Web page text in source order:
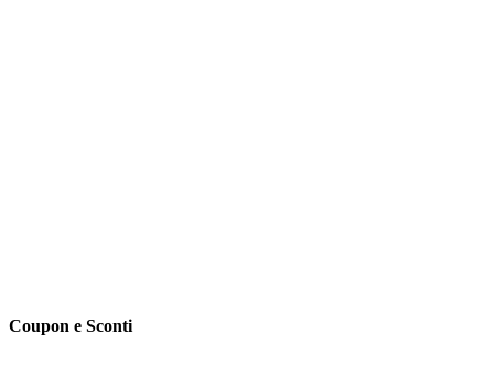
Coupon e Sconti